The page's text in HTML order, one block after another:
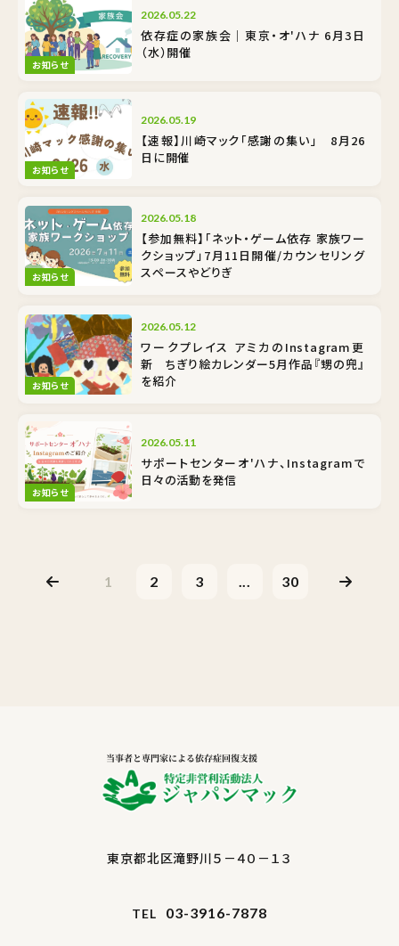
お知らせ
2026.05.22
依存症の家族会｜東京・オ'ハナ 6月3日
（水）開催
お知らせ
2026.05.19
【速報】川崎マック「感謝の集い」 8月26
日に開催
お知らせ
2026.05.18
【参加無料】「ネット・ゲーム依存 家族ワー
クショップ」7月11日開催/カウンセリング
スペースやどりぎ
お知らせ
2026.05.12
ワークプレイス アミカのInstagram更
新 ちぎり絵カレンダー5月作品『甥の兜』
を紹介
お知らせ
2026.05.11
サポートセンターオ'ハナ、Instagramで
日々の活動を発信
1 2 3 ... 30
東京都北区滝野川５－４０－１３
TEL 03-3916-7878